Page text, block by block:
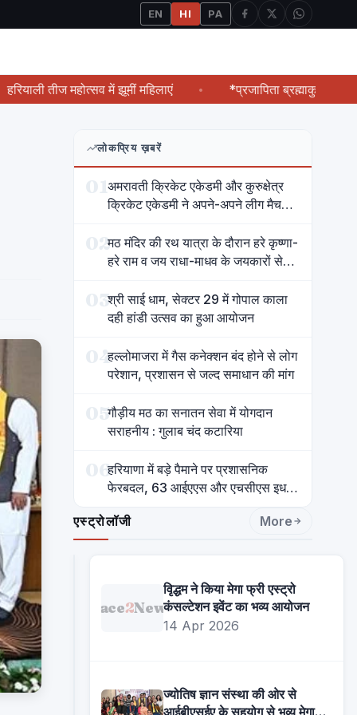
EN HI PA
तीज महोत्सव में झूमीं महिलाएं *प्रजापिता ब्रह्माकुमारीज
लोकप्रिय ख़बरें
01अमरावती क्रिकेट एकेडमी और कुरुक्षेत्र
क्रिकेट एकेडमी ने अपने-अपने लीग मैच
02मठ मंदिर की रथ यात्रा के दौरान हरे कृष्णा-
हरे राम व जय राधा-माधव के जयकारों से
03श्री साई धाम, सेक्टर 29 में गोपाल काला
दही हांडी उत्सव का हुआ आयोजन
04हल्लोमाजरा में गैस कनेक्शन बंद होने से लोग
परेशान, प्रशासन से जल्द समाधान की मांग
05गौड़ीय मठ का सनातन सेवा में योगदान
सराहनीय : गुलाब चंद कटारिया
06हरियाणा में बड़े पैमाने पर प्रशासनिक
फेरबदल, 63 आईएएस और एचसीएस इधर
एस्ट्रोलॉजी
More
Face2News
वृिद्धम ने किया मेगा फ्री एस्ट्रो
कंसल्टेशन इवेंट का भव्य आयोजन
14 Apr 2026
ज्योतिष ज्ञान संस्था की ओर से